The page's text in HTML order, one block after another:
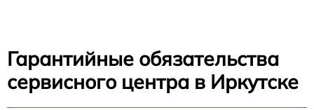
Гарантийные обязательства
сервисного центра в Иркутске